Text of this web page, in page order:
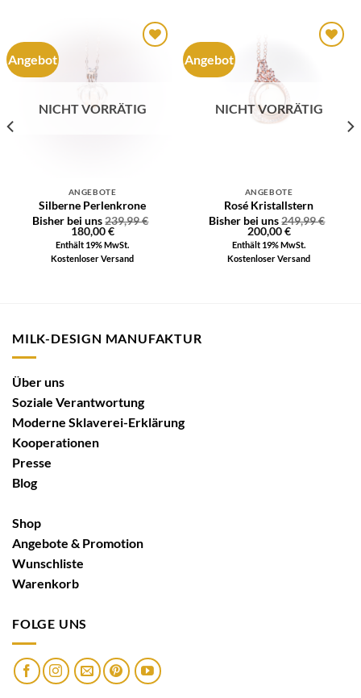
Angebot
NICHT VORRÄTIG
ANGEBOTE
Silberne Perlenkrone
Bisher bei uns 239,99€
180,00€
Enthält 19% MwSt.
Kostenloser Versand
Angebot
NICHT VORRÄTIG
ANGEBOTE
Rosé Kristallstern
Bisher bei uns 249,99€
200,00€
Enthält 19% MwSt.
Kostenloser Versand
MILK-DESIGN MANUFAKTUR
Über uns
Soziale Verantwortung
Moderne Sklaverei-Erklärung
Kooperationen
Presse
Blog
Shop
Angebote & Promotion
Wunschliste
Warenkorb
FOLGE UNS